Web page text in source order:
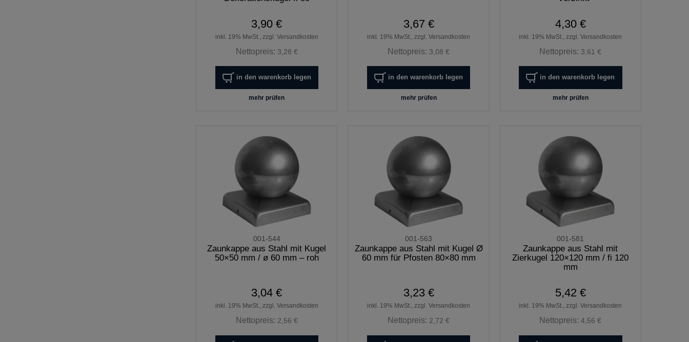
3,90 €
inkl. 19% MwSt., zzgl. Versandkosten
Nettopreis: 3,28 €
in den warenkorb legen
mehr prüfen
3,67 €
inkl. 19% MwSt., zzgl. Versandkosten
Nettopreis: 3,08 €
in den warenkorb legen
mehr prüfen
4,30 €
inkl. 19% MwSt., zzgl. Versandkosten
Nettopreis: 3,61 €
in den warenkorb legen
mehr prüfen
001-544
Zaunkappe aus Stahl mit Kugel
50×50 mm / ø 60 mm – roh
3,04 €
inkl. 19% MwSt., zzgl. Versandkosten
Nettopreis: 2,56 €
001-563
Zaunkappe aus Stahl mit Kugel Ø
60 mm für Pfosten 80×80 mm
3,23 €
inkl. 19% MwSt., zzgl. Versandkosten
Nettopreis: 2,72 €
001-581
Zaunkappe aus Stahl mit
Zierkugel 120×120 mm / fi 120
mm
5,42 €
inkl. 19% MwSt., zzgl. Versandkosten
Nettopreis:4,56 €